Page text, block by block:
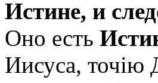
Истине, и
Оно есть
Иисуса, точiю